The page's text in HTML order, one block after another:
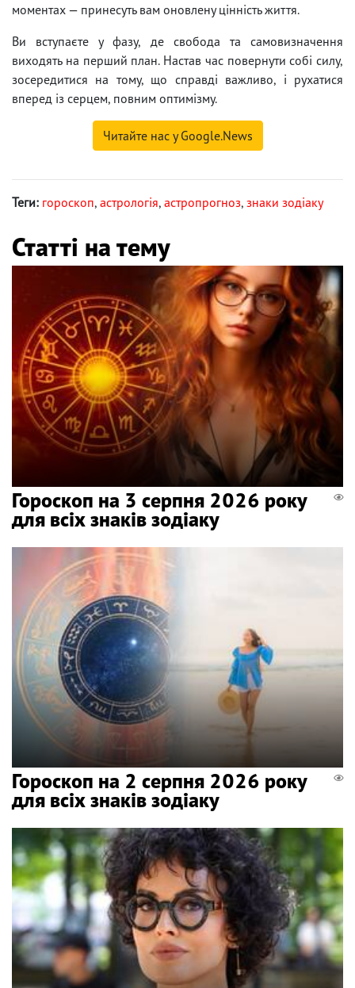
моментах — принесуть вам оновлену цінність життя.
Ви вступаєте у фазу, де свобода та самовизначення
виходять на перший план. Настав час повернути собі силу,
зосередитися на тому, що справді важливо, і рухатися
вперед із серцем, повним оптимізму.
Читайте нас у Google.News
Теги: гороскоп, астрологія, астропрогноз, знаки зодіаку
Статті на тему
Гороскоп на 3 серпня 2026 року
для всіх знаків зодіаку
Гороскоп на 2 серпня 2026 року
для всіх знаків зодіаку